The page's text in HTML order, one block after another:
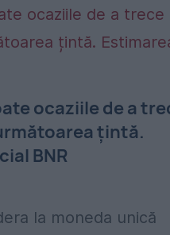
ocaziile de a
țintă.
BNR
la moneda unică